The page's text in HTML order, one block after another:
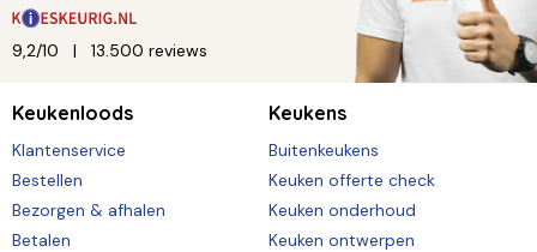
9,2/10 13.500 reviews
Keukenloods
Klantenservice
Bestellen
Bezorgen & afhalen
Betalen
Keukens
Buitenkeukens
Keuken offerte check
Keuken onderhoud
Keuken ontwerpen